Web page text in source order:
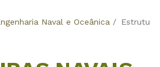
Naval e Oceânica /